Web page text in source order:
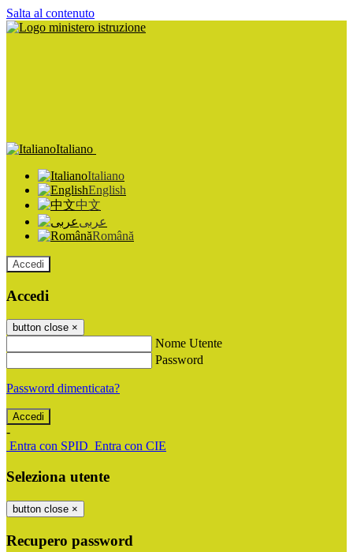
Salta al contenuto
Italiano
Italiano
English
中文
عربى
Română
Accedi
Accedi
button close ×
Nome Utente
Password
Password dimenticata?
-
Entra con SPID Entra con CIE
Seleziona utente
button close ×
Recupero password